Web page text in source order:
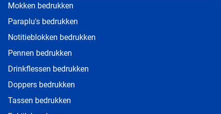
Mokken bedrukken
Paraplu's bedrukken
Notitieblokken bedrukken
Pennen bedrukken
Drinkflessen bedrukken
Doppers bedrukken
Tassen bedrukken